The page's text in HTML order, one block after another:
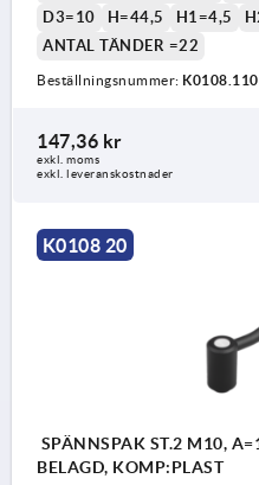
D3=10
H=44,5 H1=4,5
ANTAL TÄNDER =22
Beställningsnummer:
147,36 kr
exkl. moms
exkl. leveranskostnader
K0108 20
SPÄNNSPAK ST.2 M10,
BELAGD, KOMP:PLAST